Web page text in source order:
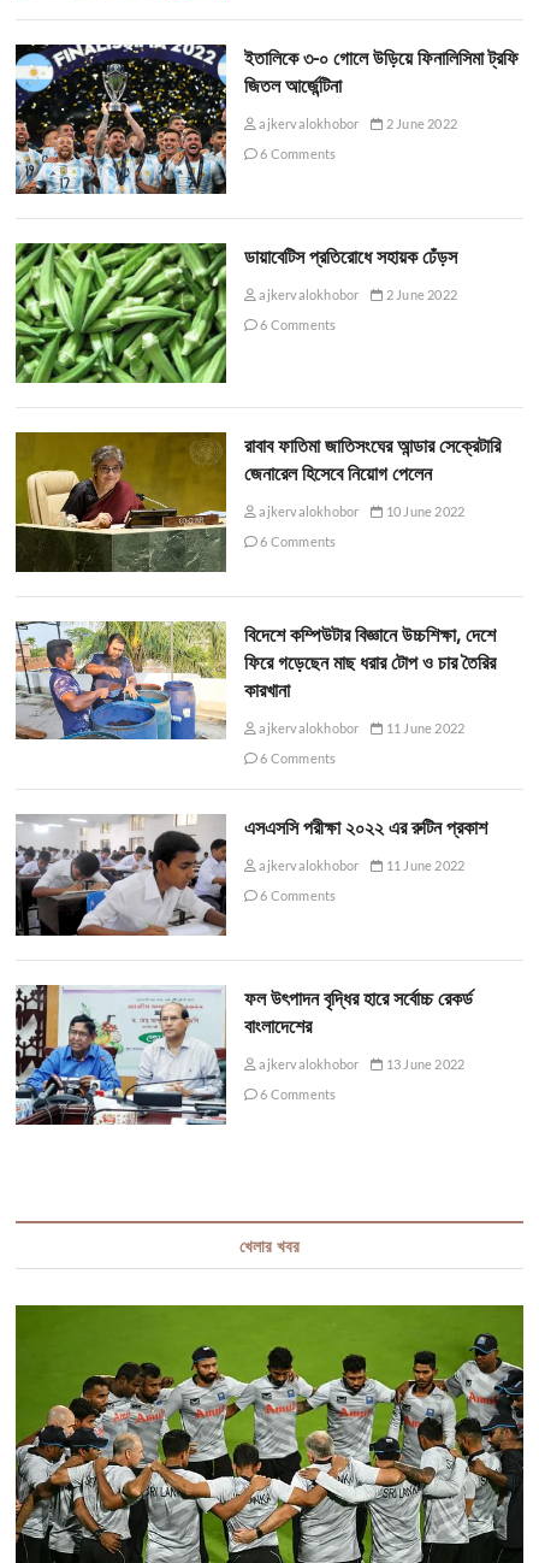
ইতালিকে ৩-০ গোলে উড়িয়ে ফিনালিসিমা ট্রফি
জিতল আর্জেন্টিনা
ajkervalokhobor
2 June 2022
6 Comments
ডায়াবেটিস প্রতিরোধে সহায়ক ঢেঁড়স
ajkervalokhobor
2 June 2022
6 Comments
রাবাব ফাতিমা জাতিসংঘের আন্ডার সেক্রেটারি
জেনারেল হিসেবে নিয়োগ পেলেন
ajkervalokhobor
10 June 2022
6 Comments
বিদেশে কম্পিউটার বিজ্ঞানে উচ্চশিক্ষা, দেশে
ফিরে গড়েছেন মাছ ধরার টোপ ও চার তৈরির
কারখানা
ajkervalokhobor
11 June 2022
6 Comments
এসএসসি পরীক্ষা ২০২২ এর রুটিন প্রকাশ
ajkervalokhobor
11 June 2022
6 Comments
ফল উৎপাদন বৃদ্ধির হারে সর্বোচ্চ রেকর্ড
বাংলাদেশের
ajkervalokhobor
13 June 2022
6 Comments
খেলার খবর